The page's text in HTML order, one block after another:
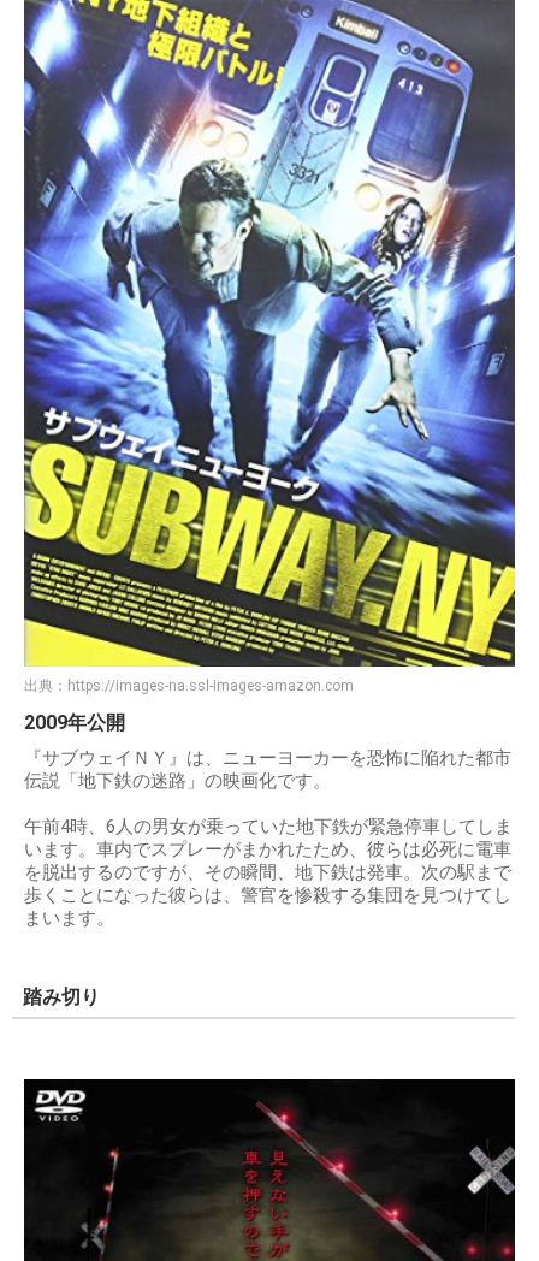
出典： https://images-na.ssl-images-amazon.com
2009年公開
『サブウェイＮＹ』は、ニューヨーカーを恐怖に陥れた都市
伝説「地下鉄の迷路」の映画化です。
午前4時、6人の男女が乗っていた地下鉄が緊急停車してしま
います。車内でスプレーがまかれたため、彼らは必死に電車
を脱出するのですが、その瞬間、地下鉄は発車。次の駅まで
歩くことになった彼らは、警官を惨殺する集団を見つけてし
まいます。
踏み切り